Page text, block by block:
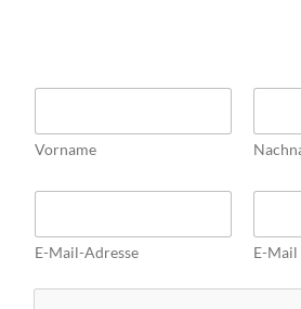
N
m
e
Vorname
m
E
E
a
iE-Mail-Adresse E-Mail